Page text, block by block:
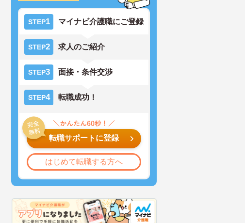
STEP1 マイナビ介護職にご登録
STEP2 求人のご紹介
STEP3 面接・条件交渉
STEP4 転職成功！
転職サポートに登録
はじめて転職する方へ